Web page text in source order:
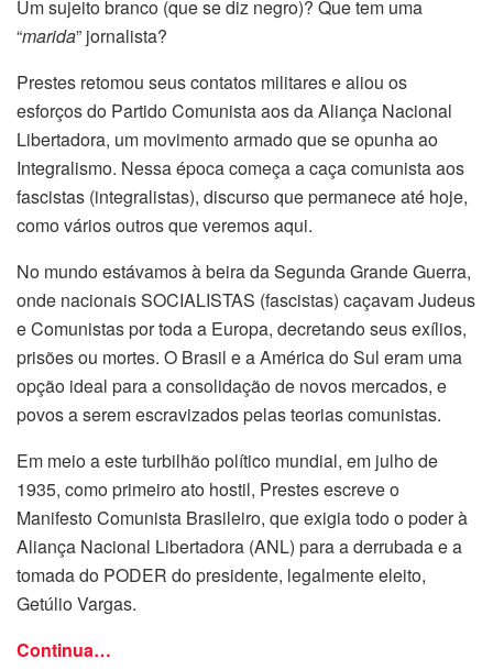
Um sujeito branco (que se diz negro)? Que tem uma
“marida” jornalista?
Prestes retomou seus contatos militares e aliou os
esforços do Partido Comunista aos da Aliança Nacional
Libertadora, um movimento armado que se opunha ao
Integralismo. Nessa época começa a caça comunista aos
fascistas (integralistas), discurso que permanece até hoje,
como vários outros que veremos aqui.
No mundo estávamos à beira da Segunda Grande Guerra,
onde nacionais SOCIALISTAS (fascistas) caçavam Judeus
e Comunistas por toda a Europa, decretando seus exílios,
prisões ou mortes. O Brasil e a América do Sul eram uma
opção ideal para a consolidação de novos mercados, e
povos a serem escravizados pelas teorias comunistas.
Em meio a este turbilhão político mundial, em julho de
1935, como primeiro ato hostil, Prestes escreve o
Manifesto Comunista Brasileiro, que exigia todo o poder à
Aliança Nacional Libertadora (ANL) para a derrubada e a
tomada do PODER do presidente, legalmente eleito,
Getúlio Vargas.
Continua…